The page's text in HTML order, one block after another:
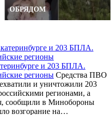
ОБРЯДОМ
и 203 БПЛА.
регионы Средства ПВО
и уничтожили 203
регионами, а
сообщили в Минобороны
возгорание на…